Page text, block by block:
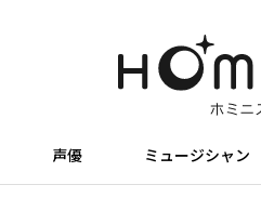
声優 ミュージシャン